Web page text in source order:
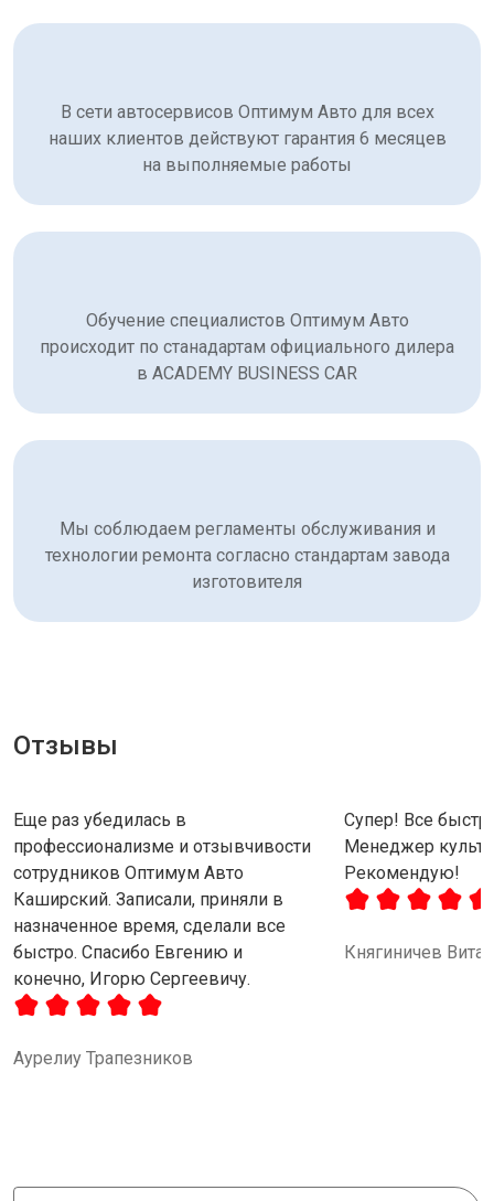
Отзывы
Еще раз убедилась в
профессионализме и отзывчивости
сотрудников Оптимум Авто
Каширский. Записали, приняли в
назначенное время, сделали все
быстро. Спасибо Евгению и
конечно, Игорю Сергеевичу.
Аурелиу Трапезников
Супер! Все
Менеджер
Рекомендую!
Княгиничев
В сети автосервисов Оптимум Авто для всех
наших клиентов действуют гарантия 6 месяцев
на выполняемые работы
Обучение специалистов Оптимум Авто
происходит по станадартам официального дилера
в ACADEMY BUSINESS CAR
Мы соблюдаем регламенты обслуживания и
технологии ремонта согласно стандартам завода
изготовителя